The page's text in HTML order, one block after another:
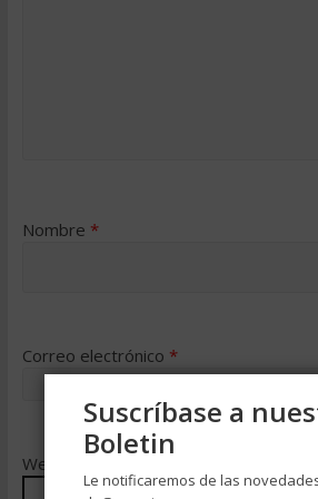
Nombre *
Correo electrónico *
Web
Suscríbase a
Boletin
Le notificaremos de las